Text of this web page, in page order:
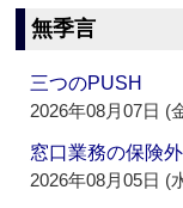
無季言
三つのPUSH
2026年08月07日 (
窓口業務の保険
2026年08月05日 (